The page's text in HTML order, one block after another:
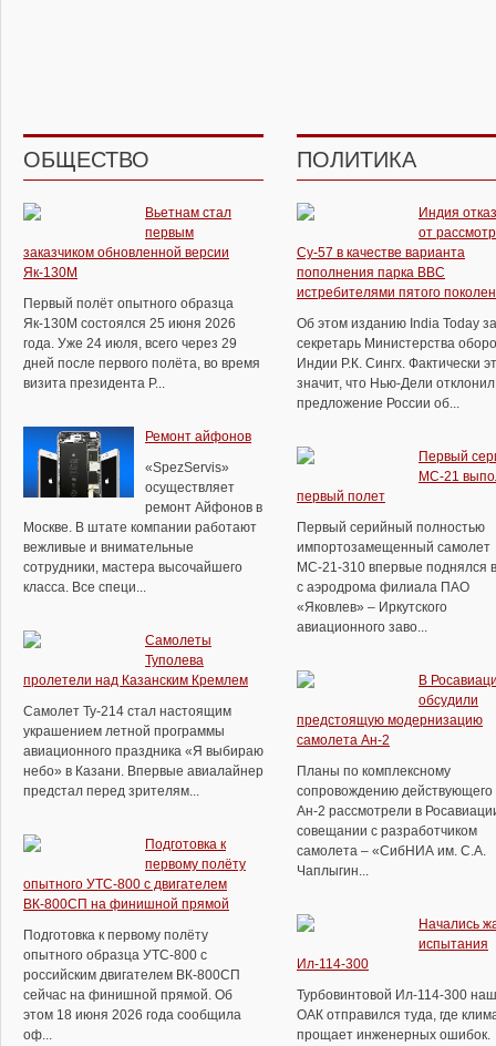
ОБЩЕСТВО
Вьетнам стал
первым
заказчиком обновленной версии
Як-130М
Первый полёт опытного образца
Як-130М состоялся 25 июня 2026
года. Уже 24 июля, всего через 29
дней после первого полёта, во время
визита президента Р...
Ремонт айфонов
«SpezServis»
осуществляет
ремонт Айфонов в
Москве. В штате компании работают
вежливые и внимательные
сотрудники, мастера высочайшего
класса. Все специ...
Самолеты
Туполева
пролетели над Казанским Кремлем
Самолет Ту-214 стал настоящим
украшением летной программы
авиационного праздника «Я выбираю
небо» в Казани. Впервые авиалайнер
предстал перед зрителям...
Подготовка к
первому полёту
опытного УТС-800 с двигателем
ВК-800СП на финишной прямой
Подготовка к первому полёту
опытного образца УТС-800 с
российским двигателем ВК-800СП
сейчас на финишной прямой. Об
этом 18 июня 2026 года сообщила
оф...
ПОЛИТИКА
Индия
от
Су-57 в качестве варианта
пополнения парка ВВС
истребителями пятого
Об этом изданию India Today
секретарь Министерства
Индии Р.К. Сингх. Фактически
значит, что Нью-Дели отклонил
предложение России об...
Первый
МС-21
первый полет
Первый серийный полностью
импортозамещенный самолет
МС-21-310 впервые поднялся
с аэродрома филиала ПАО
«Яковлев» – Иркутского
авиационного заво...
В
обсудили
предстоящую модернизацию
самолета Ан-2
Планы по комплексному
сопровождению действующего
Ан-2 рассмотрели в
совещании с разработчиком
самолета – «СибНИА им. С.А.
Чаплыгин...
Начались
испытания
Ил-114-300
Турбовинтовой Ил-114-300
ОАК отправился туда, где
прощает инженерных ошибок.